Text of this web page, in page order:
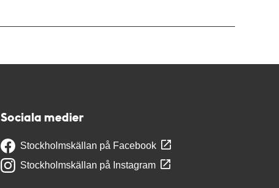
Sociala medier
Stockholmskällan på Facebook
Stockholmskällan på Instagram